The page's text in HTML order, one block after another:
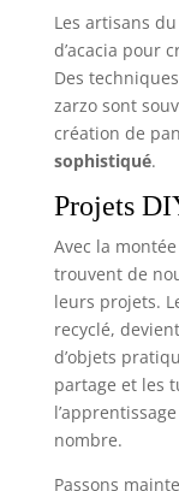
Les artisans
d’acacia pour
Des
zarzo sont
création de
sophistiqué.
Projets
Avec la
trouvent de
leurs projets.
recyclé,
d’objets
partage et les
nombre.
Passons